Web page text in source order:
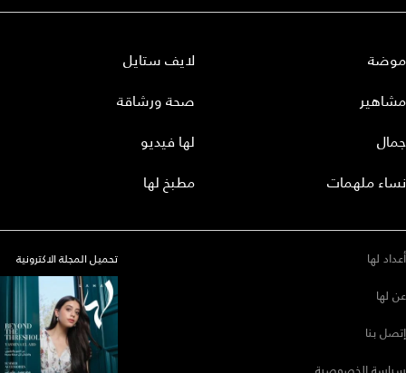
موضة
مشاهير
جمال
نساء ملهمات
لايف ستايل
صحة ورشاقة
لها فيديو
مطبخ لها
أعداد لها
عن لها
إتصل بنا
تحميل المجلة الاكترونية